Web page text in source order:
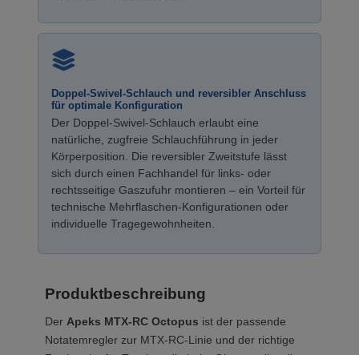
Doppel-Swivel-Schlauch und reversibler Anschluss
für optimale Konfiguration
Der Doppel-Swivel-Schlauch erlaubt eine
natürliche, zugfreie Schlauchführung in jeder
Körperposition. Die reversibler Zweitstufe lässt
sich durch einen Fachhandel für links- oder
rechtsseitige Gaszufuhr montieren – ein Vorteil für
technische Mehrflaschen-Konfigurationen oder
individuelle Tragegewohnheiten.
Produktbeschreibung
Der Apeks MTX-RC Octopus ist der passende
Notatemregler zur MTX-RC-Linie und der richtige